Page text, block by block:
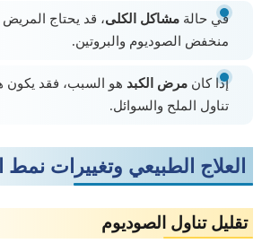
في حالة مشاكل الكلى، قد يحتاج
منخفض الصوديوم والبروتين.
إذا كان مرض الكبد هو السبب، فقد يكون
تناول الملح والسوائل.
العلاج الطبيعي وتغييرات نمط
تقليل تناول الصوديوم